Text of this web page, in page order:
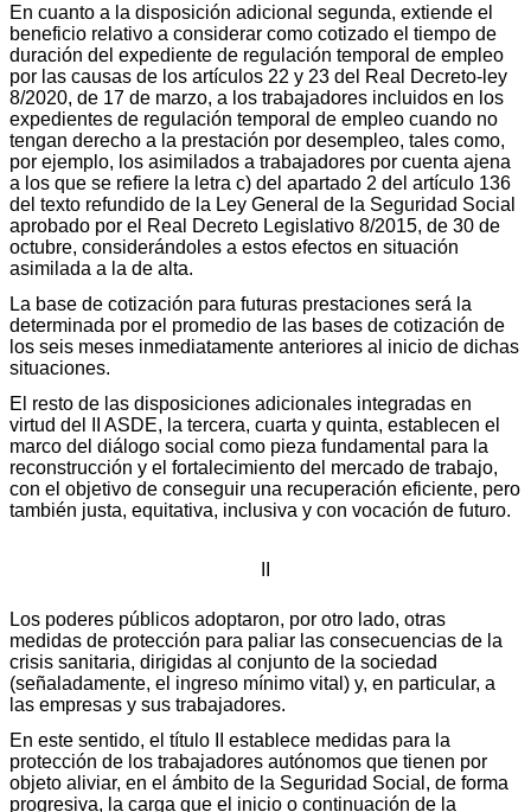
En cuanto a la disposición adicional segunda, extiende el
beneficio relativo a considerar como cotizado el tiempo de
duración del expediente de regulación temporal de empleo
por las causas de los artículos 22 y 23 del Real Decreto-ley
8/2020, de 17 de marzo, a los trabajadores incluidos en los
expedientes de regulación temporal de empleo cuando no
tengan derecho a la prestación por desempleo, tales como,
por ejemplo, los asimilados a trabajadores por cuenta ajena
a los que se refiere la letra c) del apartado 2 del artículo 136
del texto refundido de la Ley General de la Seguridad Social
aprobado por el Real Decreto Legislativo 8/2015, de 30 de
octubre, considerándoles a estos efectos en situación
asimilada a la de alta.
La base de cotización para futuras prestaciones será la
determinada por el promedio de las bases de cotización de
los seis meses inmediatamente anteriores al inicio de dichas
situaciones.
El resto de las disposiciones adicionales integradas en
virtud del II ASDE, la tercera, cuarta y quinta, establecen el
marco del diálogo social como pieza fundamental para la
reconstrucción y el fortalecimiento del mercado de trabajo,
con el objetivo de conseguir una recuperación eficiente, pero
también justa, equitativa, inclusiva y con vocación de futuro.
Los poderes públicos adoptaron, por otro lado, otras
medidas de protección para paliar las consecuencias de la
crisis sanitaria, dirigidas al conjunto de la sociedad
(señaladamente, el ingreso mínimo vital) y, en particular, a
las empresas y sus trabajadores.
En este sentido, el título II establece medidas para la
protección de los trabajadores autónomos que tienen por
objeto aliviar, en el ámbito de la Seguridad Social, de forma
progresiva, la carga que el inicio o continuación de la